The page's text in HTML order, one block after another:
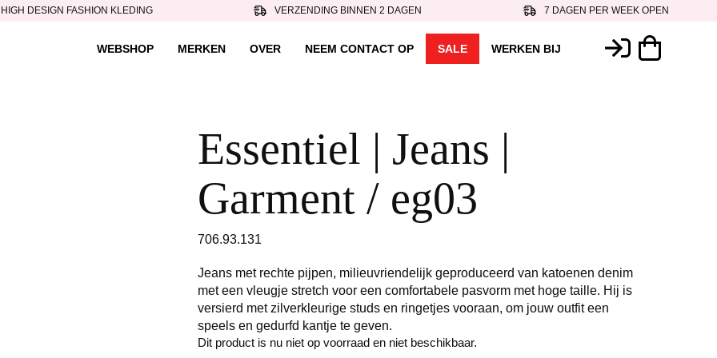
HIGH DESIGN FASHION KLEDING VERZENDING BINNEN 2 DAGEN 7 DAGEN PER WEEK OPEN
WEBSHOP MERKEN OVER NEEM CONTACT OP SALE WERKEN BIJ
Essentiel | Jeans |
Garment / eg03
706.93.131
Jeans met rechte pijpen, milieuvriendelijk geproduceerd van katoenen denim
met een vleugje stretch voor een comfortabele pasvorm met hoge taille. Hij is
versierd met zilverkleurige studs en ringetjes vooraan, om jouw outfit een
speels en gedurfd kantje te geven.
Dit product is nu niet op voorraad en niet beschikbaar.